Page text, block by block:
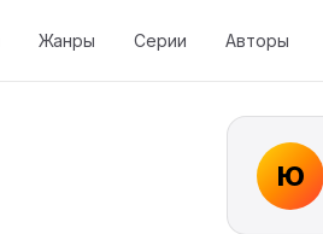
Жанры Серии Авторы
Ю